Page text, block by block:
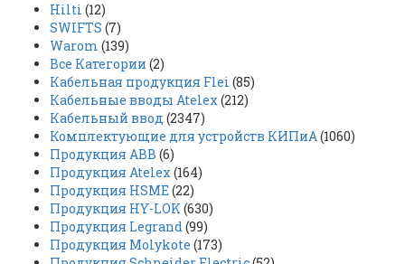
Hilti (12)
SWIFTS (7)
Warom (139)
Все Категории (2)
Кабельная продукция Flei (85)
Кабельные вводы Atelex(212)
Кабельный ввод (2347)
Комплектующие для устройств КИПиА(1060)
Продукция ABB (6)
Продукция Atelex(164)
Продукция HSME(22)
Продукция HY-LOK (630)
Продукция Legrand(99)
Продукция Molykote (173)